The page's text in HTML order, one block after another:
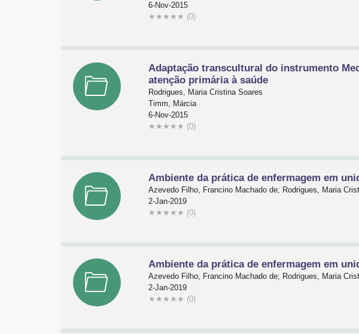
6-Nov-2015
★ ★ ★ ★ ★ (0)
Adaptação transcultural do instrumento
atenção primária à saúde
Rodrigues, Maria Cristina Soares
Timm, Márcia
6-Nov-2015
★ ★ ★ ★ ★ (0)
Ambiente da prática de enfermagem em
Azevedo Filho, Francino Machado de; Rodrigues, Maria
2-Jan-2019
★ ★ ★ ★ ★ (0)
Ambiente da prática de enfermagem em
Azevedo Filho, Francino Machado de; Rodrigues, Maria
2-Jan-2019
★ ★ ★ ★ ★ (0)